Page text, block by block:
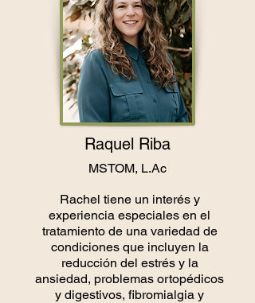
Raquel Riba
MSTOM, L.Ac
Rachel tiene un interés y
experiencia especiales en el
tratamiento de una variedad de
condiciones que incluyen la
reducción del estrés y la
ansiedad, problemas ortopédicos
y digestivos, fibromialgia y